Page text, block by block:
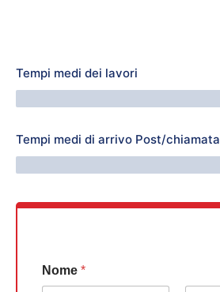
Tempi medi dei lavori
Tempi medi di arrivo Post/chiamata
Nome *